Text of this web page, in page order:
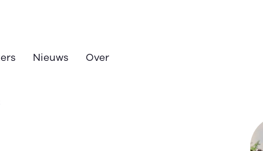
Nieuws Over